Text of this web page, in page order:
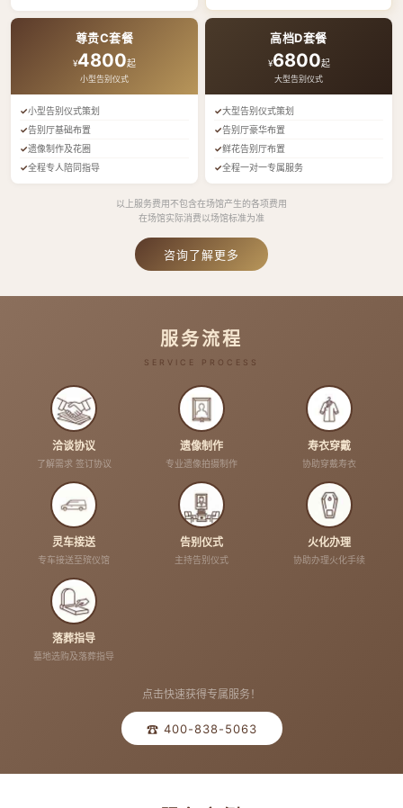
尊贵C套餐
¥4800起
小型告别仪式
小型告别仪式策划
告别厅基础布置
遗像制作及花圈
全程专人陪同指导
高档D套餐
¥6800起
大型告别仪式
大型告别仪式策划
告别厅豪华布置
鲜花告别厅布置
全程一对一专属服务
以上服务费用不包含在场馆产生的各项费用
在场馆实际消费以场馆标准为准
咨询了解更多
服务流程
SERVICE PROCESS
洽谈协议
了解需求 签订协议
遗像制作
专业遗像拍摄制作
寿衣穿戴
协助穿戴寿衣
灵车接送
专车接送至殡仪馆
告别仪式
主持告别仪式
火化办理
协助办理火化手续
落葬指导
墓地选购及落葬指导
点击快速获得专属服务！
☎ 400-838-5063